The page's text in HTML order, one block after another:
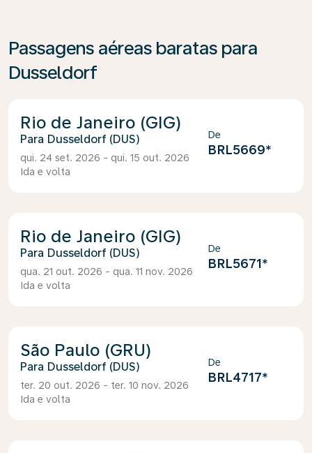
Passagens aéreas baratas para
Dusseldorf
Rio de Janeiro (GIG)
Dusseldorf (DUS)
qui. 24 set. 2026 - qui. 15 out. 2026
Ida e volta
De
BRL5669*
Rio de Janeiro (GIG)
Dusseldorf (DUS)
qua. 21 out. 2026 - qua. 11 nov. 2026
Ida e volta
De
BRL5671*
São Paulo (GRU)
Dusseldorf (DUS)
ter. 20 out. 2026 - ter. 10 nov. 2026
Ida e volta
De
BRL4717*